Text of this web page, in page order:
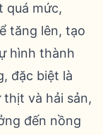
quá mức,
tăng lên, tạo
hình thành
đặc biệt là
và hải sản,
đến nồng